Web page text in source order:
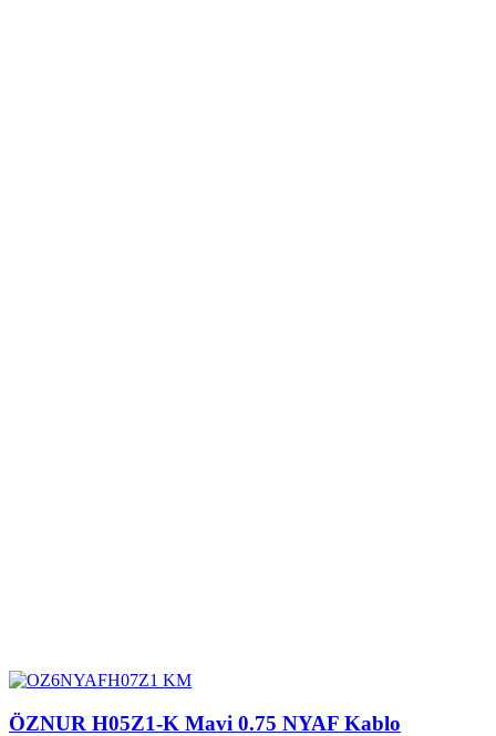
ÖZNUR H05Z1-K Mavi 0.75 NYAF Kablo